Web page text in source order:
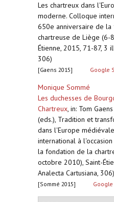
Les chartreux dans
moderne. Colloque
650e anniversaire de
chartreuse de Liège (6-
Étienne, 2015, 71-87, 3
306)
[Gaens 2015] Google
Monique Sommé
Les duchesses de
Chartreux, in: Tom
(eds.), Tradition et
dans l'Europe
international à
la fondation de la
octobre 2010), Saint-
Analecta Cartusiana, 306)
[Sommé 2015]